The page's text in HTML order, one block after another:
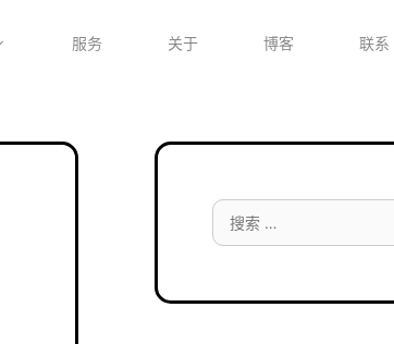
服务 关于 博客 联系
搜
索：